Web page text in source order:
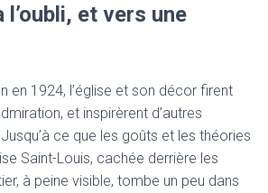
l’oubli, et vers une
en 1924, l’église et son décor firent
et inspirèrent d’autres
ce que les goûts et les théories
Saint-Louis, cachée derrière les
à peine visible, tombe un peu dans